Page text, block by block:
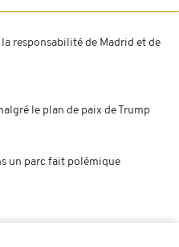
responsabilité de Madrid et de
le plan de paix de Trump
un parc fait polémique